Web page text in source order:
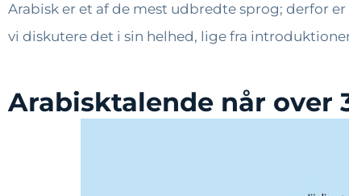
Arabisk er et af de mest udbredte sprog; derfor
vi diskutere det i sin helhed, lige fra
Arabisktalende når over